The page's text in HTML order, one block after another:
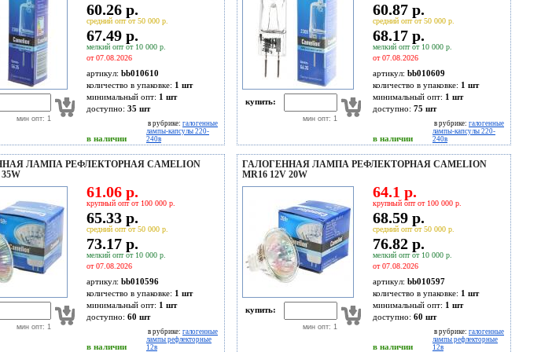
мин опт: 1
60.26 р.
средний опт от 50 000 р.
67.49 р.
мелкий опт от 10 000 р.
от 07.08.2026
артикул: bb010610
количество в упаковке: 1 шт
минимальный опт: 1 шт
доступно: 35 шт
в наличии
в рубрике: галогенные
лампы-капсулы 220-
240в
купить:
мин опт: 1
60.87 р.
средний опт от 50 000 р.
68.17 р.
мелкий опт от 10 000 р.
от 07.08.2026
артикул: bb010609
количество в упаковке: 1 шт
минимальный опт: 1 шт
доступно: 75 шт
в наличии
в рубрике: галогенные
лампы-капсулы 220-
240в
ЛАМПА РЕФЛЕКТОРНАЯ CAMELION
мин опт: 1
61.06 р.
крупный опт от 100 000 р.
65.33 р.
средний опт от 50 000 р.
73.17 р.
мелкий опт от 10 000 р.
от 07.08.2026
артикул: bb010596
количество в упаковке: 1 шт
минимальный опт: 1 шт
доступно: 60 шт
в наличии
в рубрике: галогенные
лампы рефлекторные
12в
ГАЛОГЕННАЯ ЛАМПА РЕФЛЕКТОРНАЯ CAMELION
MR16 12V 20W
купить:
мин опт: 1
64.1 р.
крупный опт от 100 000 р.
68.59 р.
средний опт от 50 000 р.
76.82 р.
мелкий опт от 10 000 р.
от 07.08.2026
артикул: bb010597
количество в упаковке: 1 шт
минимальный опт: 1 шт
доступно: 60 шт
в наличии
в рубрике: галогенные
лампы рефлекторные
12в